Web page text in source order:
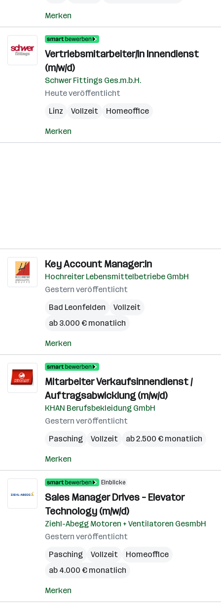
Merken
Vertriebsmitarbeiter/in Innendienst
(m/w/d)
Schwer Fittings Ges.m.b.H.
Heute veröffentlicht
Linz
Vollzeit Homeoffice
Merken
Key Account Manager:in
Hochreiter Lebensmittelbetriebe GmbH
Gestern veröffentlicht
Bad Leonfelden
Vollzeit
ab 3.000 € monatlich
Merken
Mitarbeiter Verkaufsinnendienst /
Auftragsabwicklung (m/w/d)
KHAN Berufsbekleidung GmbH
Gestern veröffentlicht
Pasching
Vollzeit ab 2.500 € monatlich
Merken
Einblicke
Sales Manager Drives – Elevator
Technology (m/w/d)
Ziehl-Abegg Motoren + Ventilatoren GesmbH
Gestern veröffentlicht
Pasching
Vollzeit
Homeoffice
ab 4.000 € monatlich
Merken